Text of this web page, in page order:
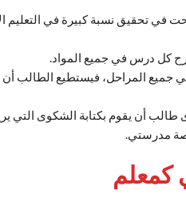
تحقيق نسبة كبيرة في التعليم
كل درس في جميع المواد.
جميع المراحل، فيستطيع الطالب أن
أن يقوم بكتابة الشكوى التي
مدرستي.
كمعلم